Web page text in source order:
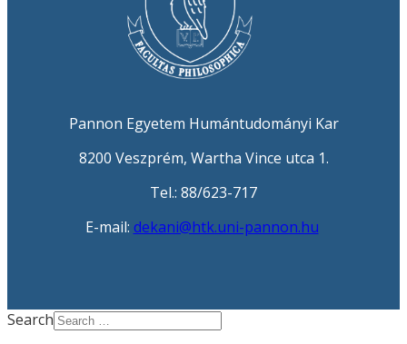
Pannon Egyetem Humántudományi Kar
8200 Veszprém, Wartha Vince utca 1.
Tel.: 88/623-717
E-mail: dekani@htk.uni-pannon.hu
Search